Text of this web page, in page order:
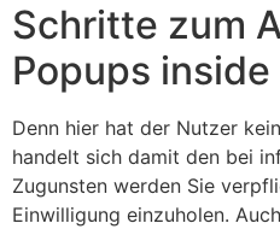
Schritte zum
Popups
Denn hier hat der Nutzer
handelt sich damit den bei
Zugunsten werden Sie
Einwilligung einzuholen.